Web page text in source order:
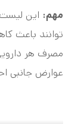
مهم: این
توانند باعث
مصرف هر
عوارض جانبی